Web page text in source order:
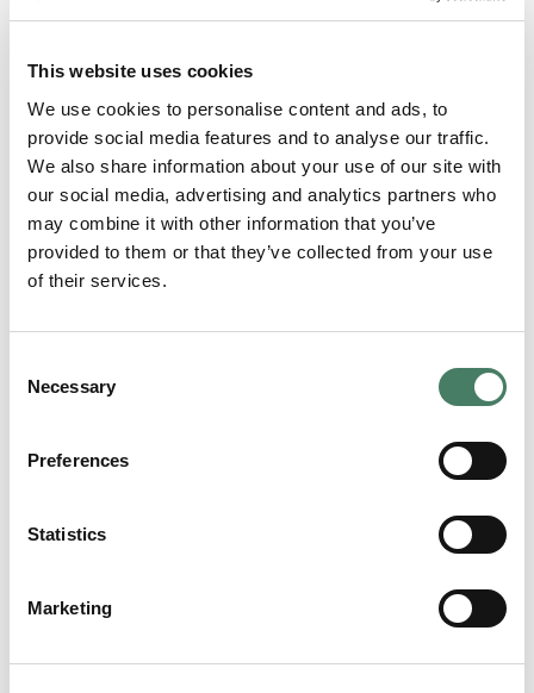
This website uses cookies
We use cookies to personalise content and ads, to
provide social media features and to analyse our traffic.
We also share information about your use of our site with
our social media, advertising and analytics partners who
may combine it with other information that you’ve
provided to them or that they’ve collected from your use
of their services.
Selection
Necessary
Preferences
Statistics
Marketing
16:00
18:00
14:00
Gumpen
08:30–
Grenland
Bilservice
08:30–
16:00
08:30–
18:00
10:30–
14:00
Uke 26–31
Gumpens Auto
Grenland
08:30–
16:30
08:30–
18:00
11:00–
14:00
Gumpens Auto 08:00–
08:00–
åpningstider
gjennom hele juli.